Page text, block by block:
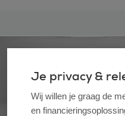
Bekijk deze auto
Je privacy &
Wij willen je graag de
en